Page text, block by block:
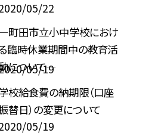
05/22
町田市立小中学校におけ
臨時休業期間中の教育活
について—
05/19
校給食費の納期限（口座
替日）の変更について
05/19